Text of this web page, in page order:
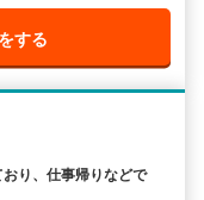
する
り、仕事帰りなどで